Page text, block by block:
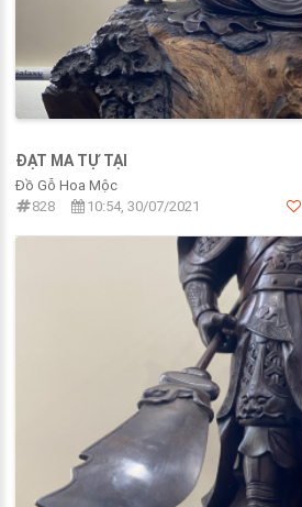
ĐẠT MA TỰ TẠI
Đồ Gỗ Hoa Mộc
828
10:54, 30/07/2021